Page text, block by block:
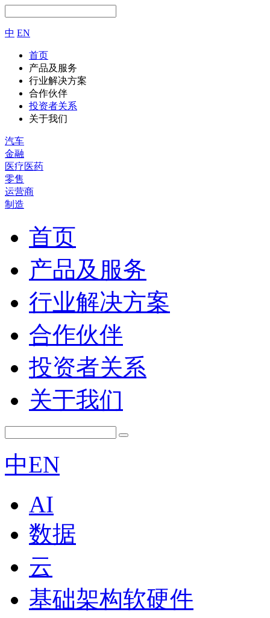
中 EN
首页
产品及服务
行业解决方案
合作伙伴
投资者关系
关于我们
汽车
金融
医疗医药
零售
运营商
制造
首页
产品及服务
行业解决方案
合作伙伴
投资者关系
关于我们
中EN
AI
数据
云
基础架构软硬件